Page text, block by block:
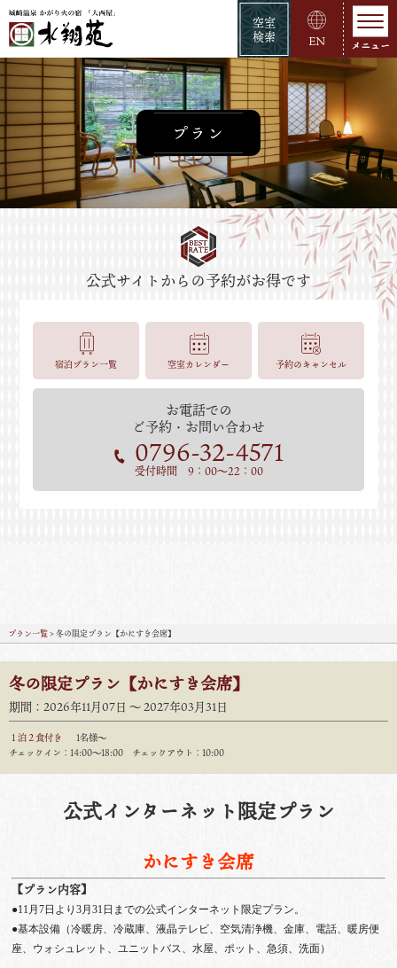
空室
検索
EN
プラン
お電話での
ご予約・お問い合わせ
0796-32-4571
受付時間 9：00～22：00
宿泊プラン一覧 空室カレンダー 予約のキャンセル
プラン一覧> 冬の限定プラン【かにすき会席】
冬の限定プラン【かにすき会席】
期間：2026年11月07日 〜 2027年03月31日
１泊２食付き
1名様～
チェックイン：14:00〜18:00 チェックアウト：10:00
公式インターネット限定プラン
かにすき会席
【プラン内容】
●11月7日より3月31日までの公式インターネット限定プラン。
●基本設備（冷暖房、冷蔵庫、液晶テレビ、空気清浄機、金庫、電話、暖房便
座、ウォシュレット、ユニットバス、水屋、ポット、急須、洗面）